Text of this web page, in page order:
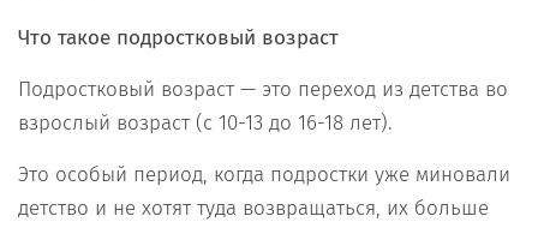
Что такое подростковый возраст
Подростковый возраст — это переход из детства во
взрослый возраст (с 10-13 до 16-18 лет).
Это особый период, когда подростки уже миновали
детство и не хотят туда возвращаться, их больше